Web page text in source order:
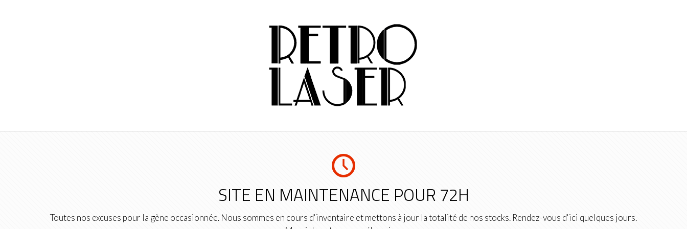
SITE EN MAINTENANCE POUR 72H
Toutes nos excuses pour la gène occasionnée. Nous sommes en cours d'inventaire et mettons à jour la totalité de nos stocks. Rendez-vous d'ici quelques jours.